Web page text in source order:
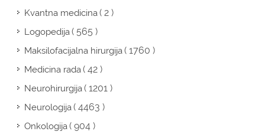
Kvantna medicina( 2 )
Logopedija( 565 )
Maksilofacijalna hirurgija( 1760 )
Medicina rada( 42 )
Neurohirurgija( 1201 )
Neurologija( 4463 )
Onkologija( 904 )